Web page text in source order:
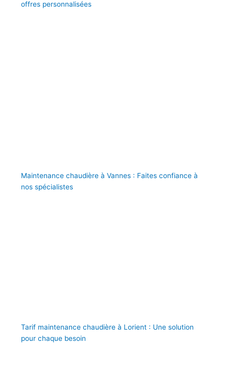
offres personnalisées
Maintenance chaudière à Vannes : Faites confiance à
nos spécialistes
Tarif maintenance chaudière à Lorient : Une solution
pour chaque besoin